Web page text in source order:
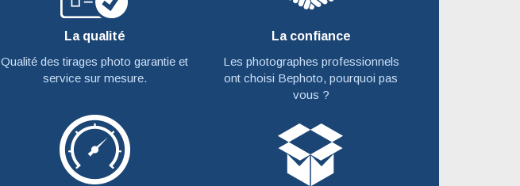
La qualité
Qualité des tirages photo garantie et
service sur mesure.
La confiance
Les photographes professionnels
ont choisi Bephoto, pourquoi pas
vous ?